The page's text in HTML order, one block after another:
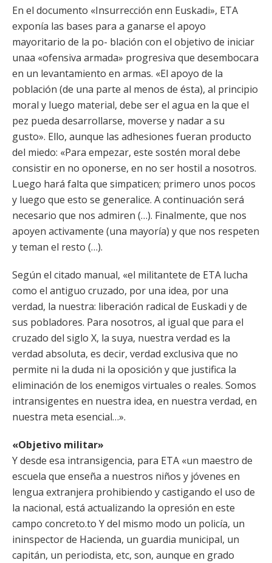
En el documento «Insurrección enn Euskadi», ETA
exponía las bases para a ganarse el apoyo
mayoritario de la po- blación con el objetivo de iniciar
unaa «ofensiva armada» progresiva que desembocara
en un levantamiento en armas. «El apoyo de la
población (de una parte al menos de ésta), al principio
moral y luego material, debe ser el agua en la que el
pez pueda desarrollarse, moverse y nadar a su
gusto». Ello, aunque las adhesiones fueran producto
del miedo: «Para empezar, este sostén moral debe
consistir en no oponerse, en no ser hostil a nosotros.
Luego hará falta que simpaticen; primero unos pocos
y luego que esto se generalice. A continuación será
necesario que nos admiren (…). Finalmente, que nos
apoyen activamente (una mayoría) y que nos respeten
y teman el resto (…).
Según el citado manual, «el militantete de ETA lucha
como el antiguo cruzado, por una idea, por una
verdad, la nuestra: liberación radical de Euskadi y de
sus pobladores. Para nosotros, al igual que para el
cruzado del siglo X, la suya, nuestra verdad es la
verdad absoluta, es decir, verdad exclusiva que no
permite ni la duda ni la oposición y que justifica la
eliminación de los enemigos virtuales o reales. Somos
intransigentes en nuestra idea, en nuestra verdad, en
nuestra meta esencial…».
«Objetivo militar»
Y desde esa intransigencia, para ETA «un maestro de
escuela que enseña a nuestros niños y jóvenes en
lengua extranjera prohibiendo y castigando el uso de
la nacional, está actualizando la opresión en este
campo concreto.to Y del mismo modo un policía, un
ininspector de Hacienda, un guardia municipal, un
capitán, un periodista, etc, son, aunque en grado